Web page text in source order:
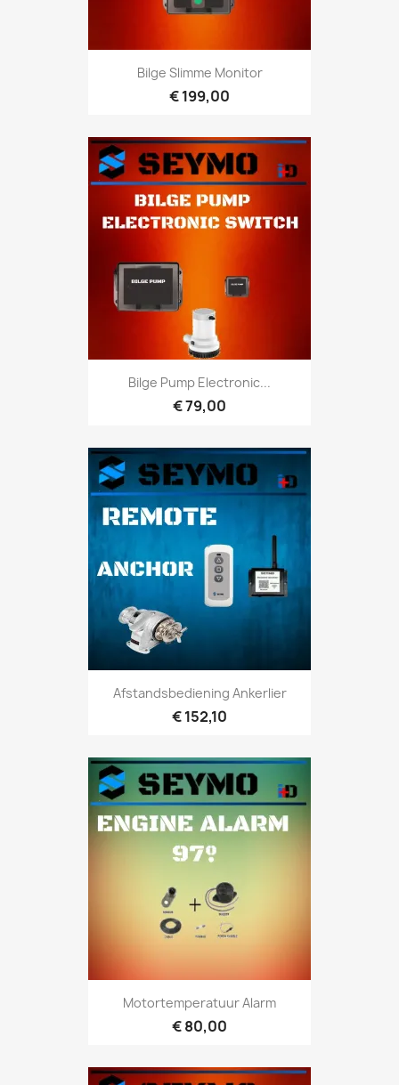
Bilge Slimme Monitor
€ 199,00
Bilge Pump Electronic...
€ 79,00
Afstandsbediening Ankerlier
€ 152,10
Motortemperatuur Alarm
€ 80,00